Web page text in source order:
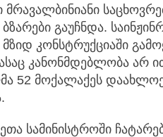
მრავალბინიანი
გაუჩნდა.
მზიდ კონსტრუქციაში
კანონმდებლობა არ
52 მოქალაქეს
სამინისტროში